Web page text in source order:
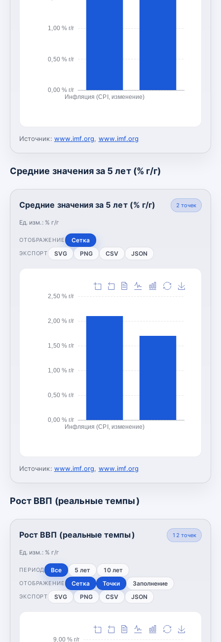
0,00 % г/г
0,50 % г/г
1,00 % г/г
Инфляция (CPI, изменение)
Источник: www.imf.org, www.imf.org
Средние значения за 5 лет (% г/г)
Средние значения за 5 лет (% г/г)
Ед. изм.: % г/г
2 точек
ОТОБРАЖЕНИЕ Сетка
ЭКСПОРТ SVG PNG CSV JSON
0,00 % г/г
0,50 % г/г
1,00 % г/г
1,50 % г/г
2,00 % г/г
2,50 % г/г
Инфляция (CPI, изменение)
Источник: www.imf.org, www.imf.org
Рост ВВП (реальные темпы)
Рост ВВП (реальные темпы)
Ед. изм.: % г/г
12 точек
ПЕРИОД Все 5 лет 10 лет
ОТОБРАЖЕНИЕ Сетка Точки Заполнение
ЭКСПОРТ SVG PNG CSV JSON
9,00 % г/г